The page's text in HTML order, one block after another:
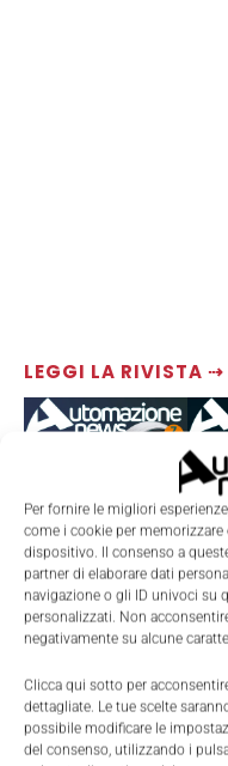
Per fornire le migliori
come i cookie per
dispositivo. Il consenso a
partner di elaborare dati
navigazione o gli ID univoci su
personalizzati. Non
negativamente su alcune
Clicca qui sotto per
dettagliate. Le tue scelte
possibile modificare le
del consenso, utilizzando i
LEGGI LA RIVISTA ⇢